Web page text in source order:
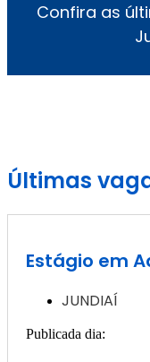
Confira as
Últimas
Estágio em
JUNDIAÍ
Publicada dia: